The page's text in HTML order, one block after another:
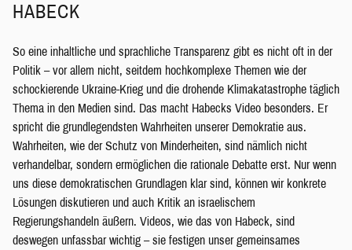
HABECK
So eine inhaltliche und sprachliche Transparenz gibt es nicht oft in der
Politik – vor allem nicht, seitdem hochkomplexe Themen wie der
schockierende Ukraine-Krieg und die drohende Klimakatastrophe täglich
Thema in den Medien sind. Das macht Habecks Video besonders. Er
spricht die grundlegendsten Wahrheiten unserer Demokratie aus.
Wahrheiten, wie der Schutz von Minderheiten, sind nämlich nicht
verhandelbar, sondern ermöglichen die rationale Debatte erst. Nur wenn
uns diese demokratischen Grundlagen klar sind, können wir konkrete
Lösungen diskutieren und auch Kritik an israelischem
Regierungshandeln äußern. Videos, wie das von Habeck, sind
deswegen unfassbar wichtig – sie festigen unser gemeinsames